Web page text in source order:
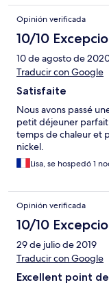
Opinión verificada
10/10
10 de agosto de
Traducir con Google
Satisfaite
Nous avons passé
petit déjeuner parfait
temps de chaleur et
nickel.
Lisa, se hospedó 1
Opinión verificada
10/10
29 de julio de 2019
Traducir con Google
Excellent point